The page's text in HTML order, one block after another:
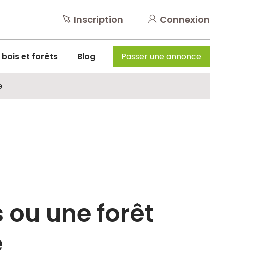
Inscription Connexion
bois et forêts Blog Passer une annonce
ou une forêt